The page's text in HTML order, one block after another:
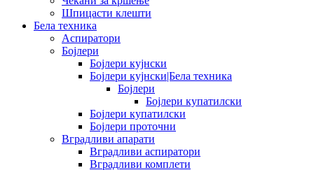
Шпицасти клешти
Бела техника
Аспиратори
Бојлери
Бојлери кујнски
Бојлери кујнски|Бела техника
Бојлери
Бојлери купатилски
Бојлери купатилски
Бојлери проточни
Вградливи апарати
Вградливи аспиратори
Вградливи комплети